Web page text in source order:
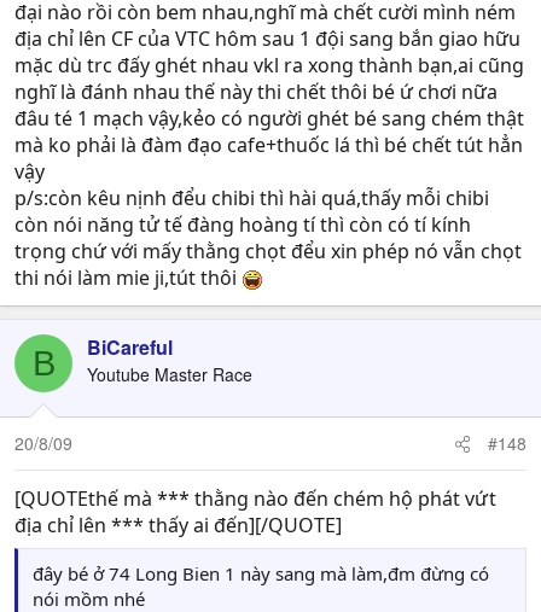
đại nào rồi còn bem nhau,nghĩ mà chết cười mình ném
địa chỉ lên CF của VTC hôm sau 1 đội sang bắn giao hữu
mặc dù trc đấy ghét nhau vkl ra xong thành bạn,ai cũng
nghĩ là đánh nhau thế này thi chết thôi bé ứ chơi nữa
đâu té 1 mạch vậy,kẻo có người ghét bé sang chém thật
mà ko phải là đàm đạo cafe+thuốc lá thì bé chết tút hẳn
vậy
p/s:còn kêu nịnh đểu chibi thì hài quá,thấy mỗi chibi
còn nói năng tử tế đàng hoàng tí thì còn có tí kính
trọng chứ với mấy thằng chọt đểu xin phép nó vẫn chọt
thi nói làm mie ji,tút thôi
B BiCareful
Youtube Master Race
20/8/09 #148
[QUOTEthế mà *** thằng nào đến chém hộ phát vứt
địa chỉ lên *** thấy ai đến][/QUOTE]
đây bé ở 74 Long Bien 1 này sang mà làm,đm đừng có
nói mồm nhé